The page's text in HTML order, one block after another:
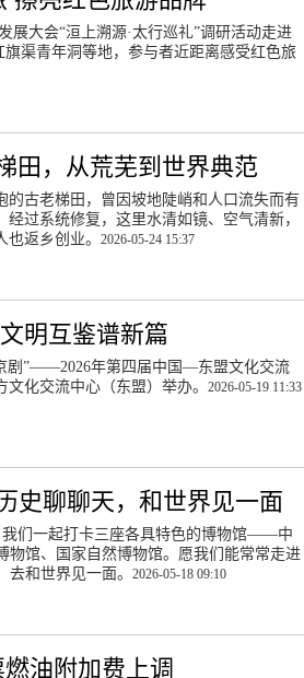
展大会“洹上溯源·太行巡礼”调研活动走进
渠青年洞等地，参与者近距离感受红色旅
田，从荒芜到世界典范
的古老梯田，曾因坡地陡峭和人口流失而有
过系统修复，这里水清如镜、空气清新，
也返乡创业。2026-05-24 15:37
明互鉴谱新篇
剧”——2026年第四届中国—东盟文化交流
文化交流中心（东盟）举办。2026-05-19 11:33
史聊聊天，和世界见一面
我们一起打卡三座各具特色的博物馆——中
物馆、国家自然博物馆。愿我们能常常走进
和世界见一面。 2026-05-18 09:10
油附加费上调